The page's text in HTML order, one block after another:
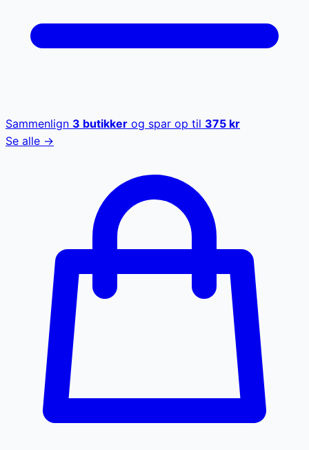
Sammenlign 3 butikker og spar op til 375 kr
Se alle →